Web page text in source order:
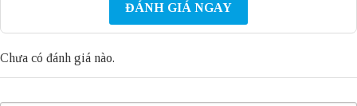
ĐÁNH GIÁ NGAY
Chưa có đánh giá nào.